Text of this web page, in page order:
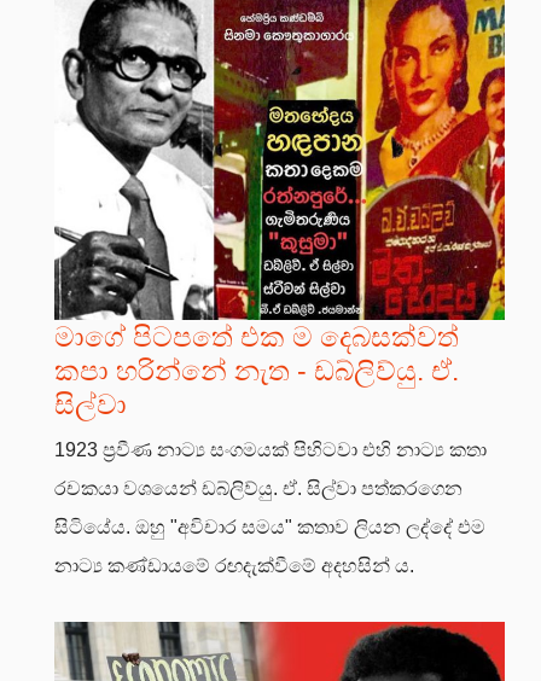
මාගේ පිටපතේ එක ම දෙබසක්වත්
කපා හරින්නේ නැත - ඩබ්ලිව්යු. ඒ.
සිල්වා
1923 ප්‍රවීණ නාට්‍ය සංගමයක් පිහිටවා එහි නාට්‍ය කතා
රචකයා වශයෙන් ඩබ්ලිව්යු. ඒ. සිල්වා පත්කරගෙන
සිටියේය. ඔහු "අවිචාර සමය" කතාව ලියන ලද්දේ එම
නාට්‍ය කණ්ඩායමේ රඟදැක්වීමේ අදහසින් ය.